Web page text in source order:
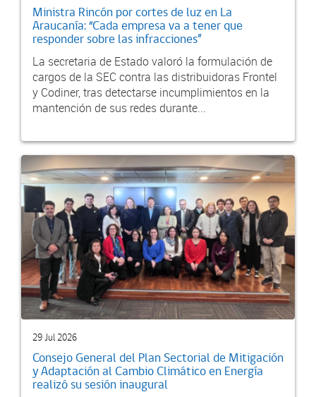
Ministra Rincón por cortes de luz en La
Araucanía: “Cada empresa va a tener que
responder sobre las infracciones”
La secretaria de Estado valoró la formulación de
cargos de la SEC contra las distribuidoras Frontel
y Codiner, tras detectarse incumplimientos en la
mantención de sus redes durante...
29 Jul 2026
Consejo General del Plan Sectorial de Mitigación
y Adaptación al Cambio Climático en Energía
realizó su sesión inaugural